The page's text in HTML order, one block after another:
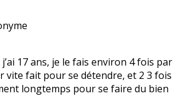
j’ai 17 ans, je le fais environ 4 fois par
vite fait pour se détendre, et 2 3 fois
longtemps pour se faire du bien